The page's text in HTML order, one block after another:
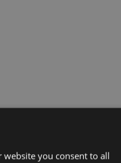
website you consent to all